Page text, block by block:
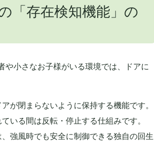
「存在検知機能」の
や小さなお子様がいる環境では、ドアに
が閉まらないように保持する機能です。
いる間は反転・停止する仕組みです。
強風時でも安全に制御できる独自の回生